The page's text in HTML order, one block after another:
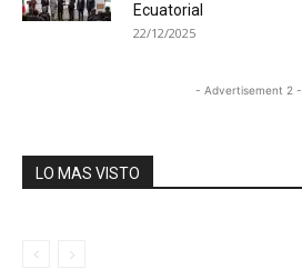
Ecuatorial
22/12/2025
- Advertisement 2 -
LO MAS VISTO